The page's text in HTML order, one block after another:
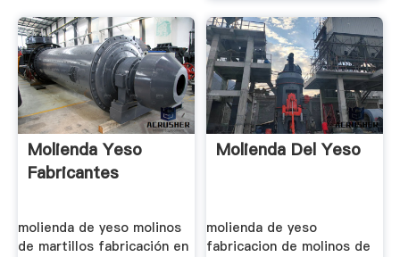
Molienda Yeso
Fabricantes
molienda de yeso molinos
de martillos fabricación en
Molienda Del Yeso
molienda de yeso
fabricacion de molinos de